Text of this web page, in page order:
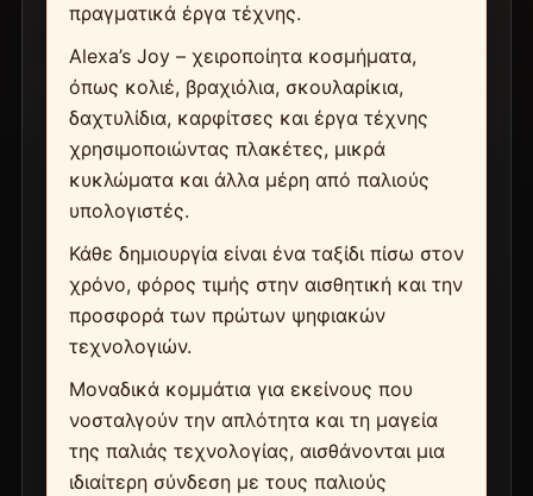
πραγματικά έργα τέχνης.
Alexa’s Joy – χειροποίητα κοσμήματα,
όπως κολιέ, βραχιόλια, σκουλαρίκια,
δαχτυλίδια, καρφίτσες και έργα τέχνης
χρησιμοποιώντας πλακέτες, μικρά
κυκλώματα και άλλα μέρη από παλιούς
υπολογιστές.
Κάθε δημιουργία είναι ένα ταξίδι πίσω στον
χρόνο, φόρος τιμής στην αισθητική και την
προσφορά των πρώτων ψηφιακών
τεχνολογιών.
Μοναδικά κομμάτια για εκείνους που
νοσταλγούν την απλότητα και τη μαγεία
της παλιάς τεχνολογίας, αισθάνονται μια
ιδιαίτερη σύνδεση με τους παλιούς